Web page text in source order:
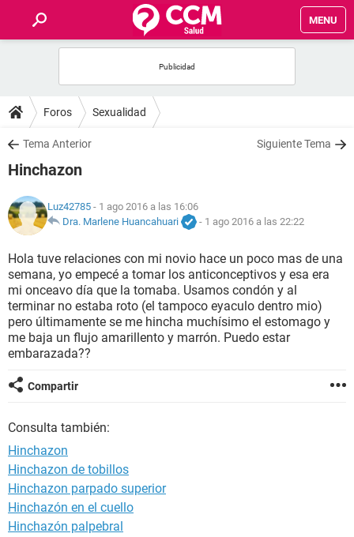
MENU
FOROS
SALUD
NUTRICIÓN
BIENESTAR
SEXUALIDAD
GLOSARIO
Foros Sexualidad
Tema Anterior Siguiente Tema
Hinchazon
Luz42785 - 1 ago 2016 a las 16:06
Dra. Marlene Huancahuari
- 1 ago 2016 a las 22:22
Hola tuve relaciones con mi novio hace un poco mas de una
semana, yo empecé a tomar los anticonceptivos y esa era
mi onceavo día que la tomaba. Usamos condón y al
terminar no estaba roto (el tampoco eyaculo dentro mio)
pero últimamente se me hincha muchísimo el estomago y
me baja un flujo amarillento y marrón. Puedo estar
embarazada??
Compartir
Consulta también:
Hinchazon
Hinchazon de tobillos
Hinchazon parpado superior
Hinchazón en el cuello
Hinchazón palpebral